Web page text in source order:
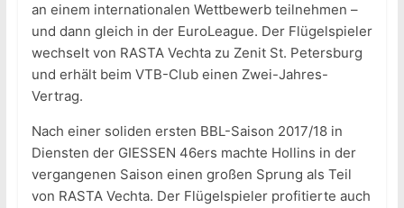
an einem internationalen Wettbewerb teilnehmen –
und dann gleich in der EuroLeague. Der Flügelspieler
wechselt von RASTA Vechta zu Zenit St. Petersburg
und erhält beim VTB-Club einen Zwei-Jahres-
Vertrag.
Nach einer soliden ersten BBL-Saison 2017/18 in
Diensten der GIESSEN 46ers machte Hollins in der
vergangenen Saison einen großen Sprung als Teil
von RASTA Vechta. Der Flügelspieler profitierte auch